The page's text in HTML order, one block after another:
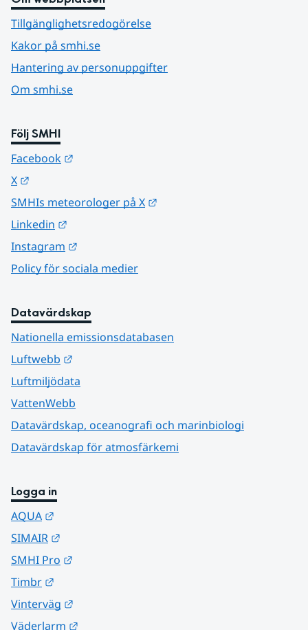
Tillgänglighetsredogörelse
Kakor på smhi.se
Hantering av personuppgifter
Om smhi.se
Följ SMHI
Facebook
X
SMHIs meteorologer på X
Linkedin
Instagram
Policy för sociala medier
Datavärdskap
Nationella emissionsdatabasen
Luftwebb
Luftmiljödata
VattenWebb
Datavärdskap, oceanografi och marinbiologi
Datavärdskap för atmosfärkemi
Logga in
AQUA
SIMAIR
SMHI Pro
Timbr
Vinterväg
Väderlarm